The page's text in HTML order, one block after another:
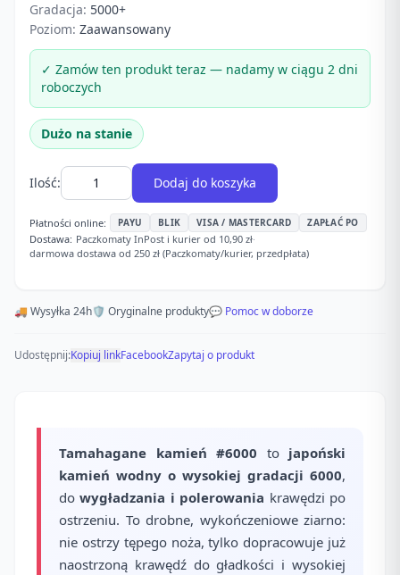
Gradacja: 5000+
Poziom: Zaawansowany
✓ Zamów ten produkt teraz — nadamy w ciągu 2 dni
roboczych
Dużo na stanie
Ilość: Dodaj do koszyka
Płatności online: PAYU BLIK VISA / MASTERCARD ZAPŁAĆ PO
Dostawa: Paczkomaty InPost i kurier od 10,90 zł·
darmowa dostawa od 250 zł (Paczkomaty/kurier, przedpłata)
🚚 Wysyłka 24h🛡️ Oryginalne produkty💬 Pomoc w doborze
Udostępnij:Kopiuj linkFacebookZapytaj o produkt
Tamahagane kamień #6000 to japoński
kamień wodny o wysokiej gradacji 6000,
dowygładzania i polerowania krawędzi po
ostrzeniu. To drobne, wykończeniowe ziarno:
nie ostrzy tępego noża, tylko dopracowuje już
naostrzoną krawędź do gładkości i wysokiej